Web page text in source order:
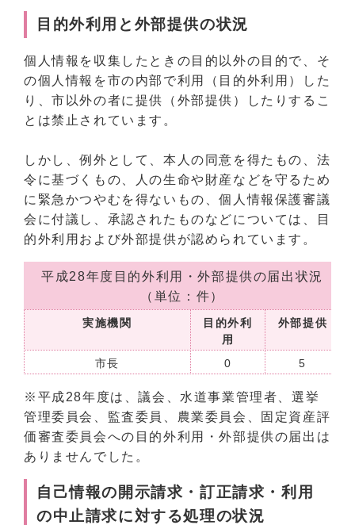
目的外利用と外部提供の状況
個人情報を収集したときの目的以外の目的で、そ
の個人情報を市の内部で利用（目的外利用）した
り、市以外の者に提供（外部提供）したりするこ
とは禁止されています。
しかし、例外として、本人の同意を得たもの、法
令に基づくもの、人の生命や財産などを守るため
に緊急かつやむを得ないもの、個人情報保護審議
会に付議し、承認されたものなどについては、目
的外利用および外部提供が認められています。
平成28年度目的外利用・外部提供の届出状況
（単位：件）
実施機関
目的外利
用
外部提供
市長 0 5
※平成28年度は、議会、水道事業管理者、選挙
管理委員会、監査委員、農業委員会、固定資産評
価審査委員会への目的外利用・外部提供の届出は
ありませんでした。
自己情報の開示請求・訂正請求・利用
の中止請求に対する処理の状況